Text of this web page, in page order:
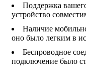
Поддержка
устройство
Наличие
оно было легким в
Беспроводное
подключение было